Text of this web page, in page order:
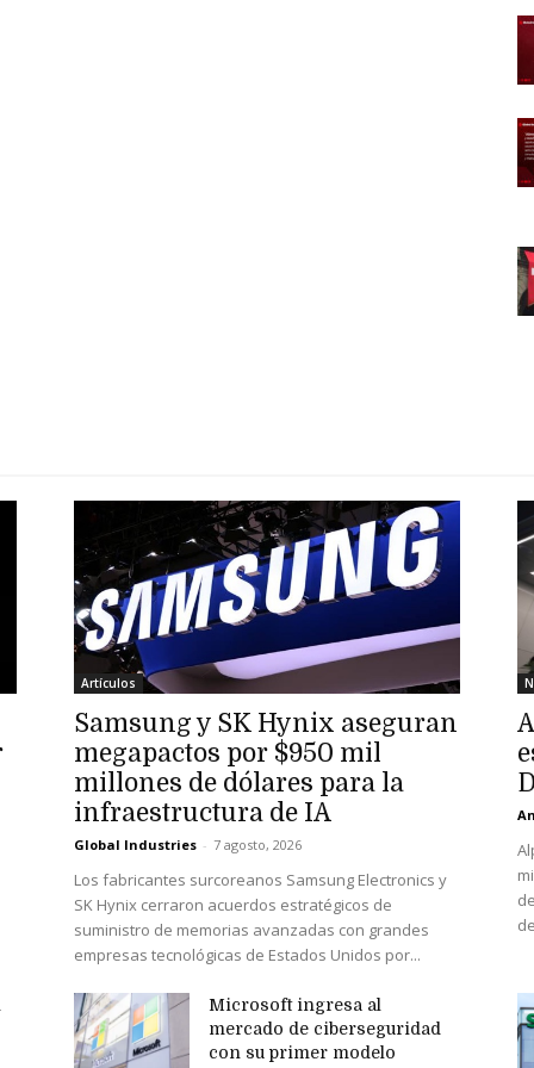
Artículos
Samsung y SK Hynix aseguran
megapactos por $950 mil
millones de dólares para la
infraestructura de IA
Global Industries - 7 agosto, 2026
Los fabricantes surcoreanos Samsung Electronics y
SK Hynix cerraron acuerdos estratégicos de
suministro de memorias avanzadas con grandes
empresas tecnológicas de Estados Unidos por...
Microsoft ingresa al
mercado de ciberseguridad
con su primer modelo